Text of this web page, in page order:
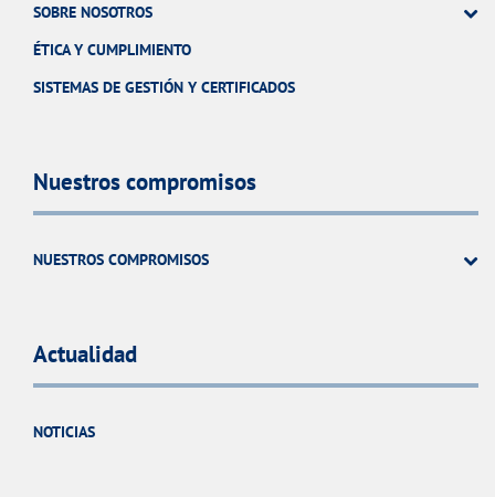
SOBRE NOSOTROS
ÉTICA Y CUMPLIMIENTO
SISTEMAS DE GESTIÓN Y CERTIFICADOS
Nuestros compromisos
NUESTROS COMPROMISOS
Actualidad
NOTICIAS